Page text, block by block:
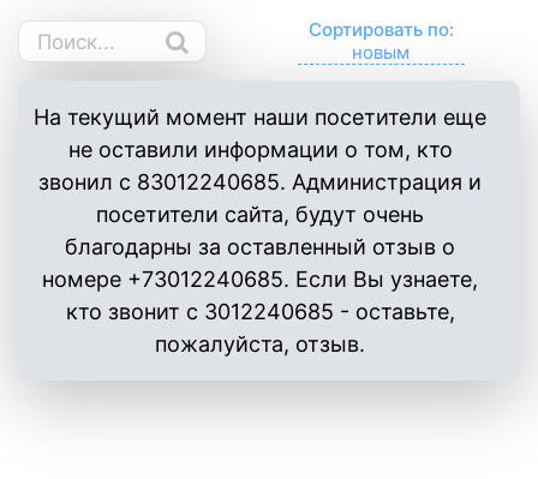
Сортировать по:
На текущий момент наши посетители еще
не оставили информации о том, кто
звонил с 83012240685. Администрация и
посетители сайта, будут очень
благодарны за оставленный отзыв о
номере +73012240685. Если Вы узнаете,
кто звонит с 3012240685 - оставьте,
пожалуйста, отзыв.